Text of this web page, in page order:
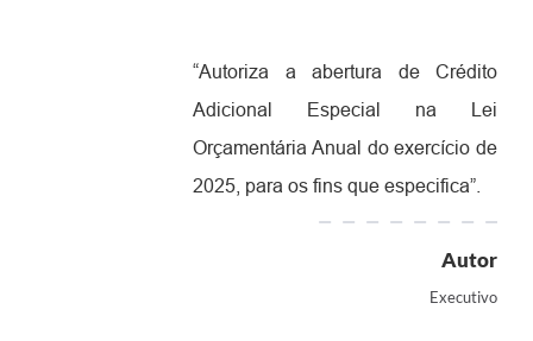
“Autoriza a abertura de Crédito
Adicional Especial na Lei
Orçamentária Anual do exercício de
2025, para os fins que especifica”.
Autor
Executivo